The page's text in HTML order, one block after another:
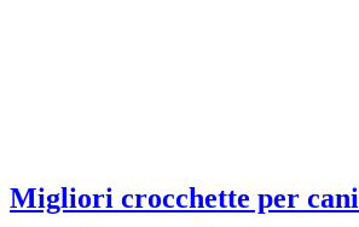
Migliori crocchette per cani